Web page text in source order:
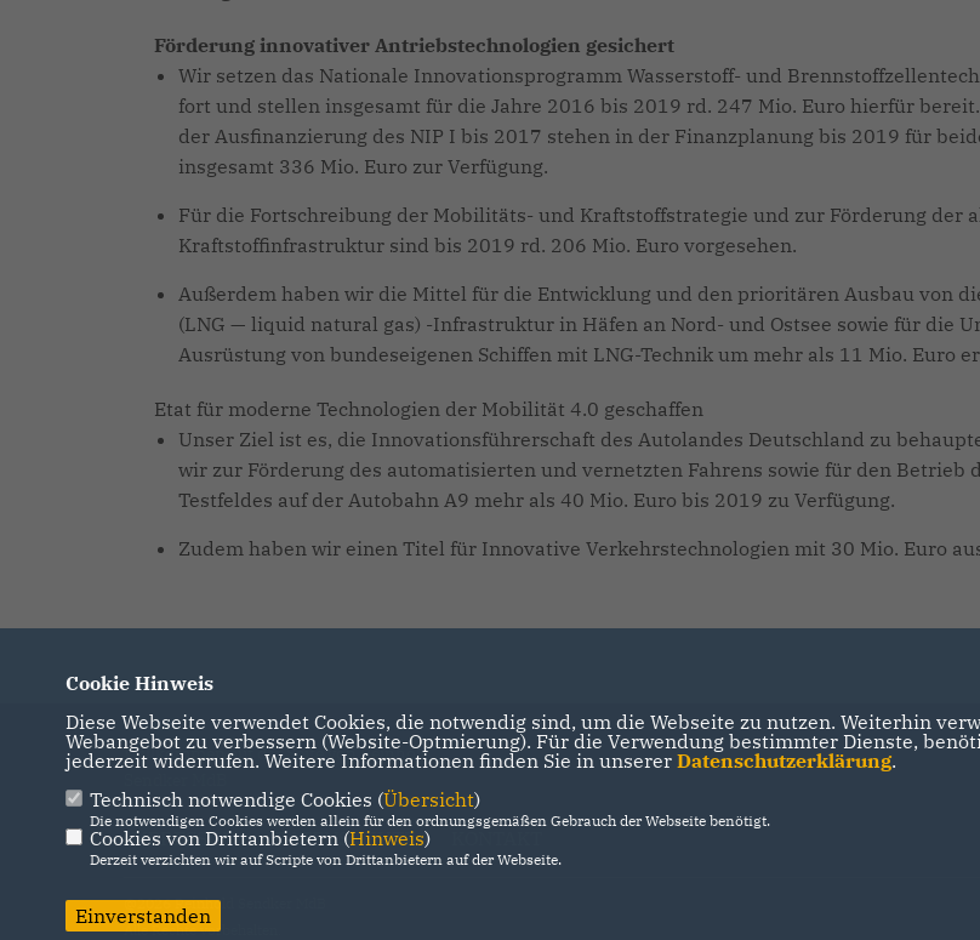
Förderung innovativer Antriebstechnologien gesichert
Wir setzen das Nationale Innovationsprogramm Wasserstoff- und
fort und stellen insgesamt für die Jahre 2016 bis 2019 rd. 247 Mio. Euro hierfür
der Ausfinanzierung des NIP I bis 2017 stehen in der Finanzplanung bis 2019 für
insgesamt 336 Mio. Euro zur Verfügung.
Für die Fortschreibung der Mobilitäts- und Kraftstoffstrategie und zur Förderung der
Kraftstoffinfrastruktur sind bis 2019 rd. 206 Mio. Euro vorgesehen.
Außerdem haben wir die Mittel für die Entwicklung und den prioritären Ausbau von
(LNG — liquid natural gas) -Infrastruktur in Häfen an Nord- und Ostsee sowie für die
Ausrüstung von bundeseigenen Schiffen mit LNG-Technik um mehr als 11 Mio. Euro
Etat für moderne Technologien der Mobilität 4.0 geschaffen
Unser Ziel ist es, die Innovationsführerschaft des Autolandes Deutschland zu
wir zur Förderung des automatisierten und vernetzten Fahrens sowie für den Betrieb
Testfeldes auf der Autobahn A9 mehr als 40 Mio. Euro bis 2019 zu Verfügung.
Zudem haben wir einen Titel für Innovative Verkehrstechnologien mit 30 Mio. Euro
Willkommen auf der Seite von Reinhold
IMPRESSUM DATENSCHUTZ
@2026 Reinhold Sendker MdB
Alle Rechte vorbehalten.
Cookie Hinweis
Diese Webseite verwendet Cookies, die notwendig sind, um die Webseite zu nutzen. Weiterhin
Webangebot zu verbessern (Website-Optmierung). Für die Verwendung bestimmter Dienste,
jederzeit widerrufen. Weitere Informationen finden Sie in unserer Datenschutzerklärung.
Technisch notwendige Cookies (Übersicht)
Die notwendigen Cookies werden allein für den ordnungsgemäßen Gebrauch der Webseite benötigt.
Cookies von Drittanbietern (Hinweis)
Derzeit verzichten wir auf Scripte von Drittanbietern auf der Webseite.
Einverstanden